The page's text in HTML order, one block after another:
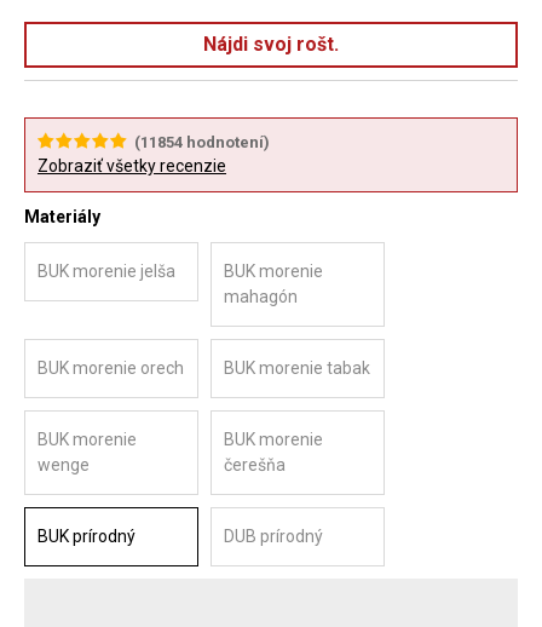
Nájdi svoj rošt.
(11854 hodnotení)
Zobraziť všetky recenzie
Materiály
BUK morenie jelša
BUK morenie
mahagón
BUK morenie orech BUK morenie tabak
BUK morenie
wenge
BUK morenie
čerešňa
BUK prírodný DUB prírodný